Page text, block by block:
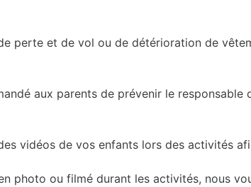
perte et de vol ou de détérioration de
aux parents de prévenir le
vidéos de vos enfants lors des activités
photo ou filmé durant les activités, nous